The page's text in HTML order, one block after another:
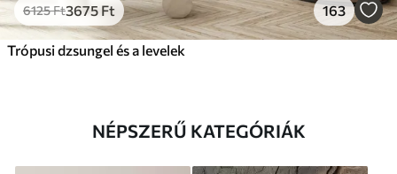
6125Ft3675 Ft 163
Trópusi dzsungel és a levelek
NÉPSZERŰ KATEGÓRIÁK